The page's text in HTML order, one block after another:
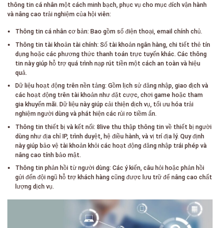
thông tin cá nhân một cách minh bạch, phục vụ cho mục đích vận hành
và nâng cao trải nghiệm của hội viên:
Thông tin cá nhân cơ bản: Bao gồm số điện thoại, email chính chủ.
Thông tin tài khoản tài chính: Số tài khoản ngân hàng, chi tiết thẻ tín
dụng hoặc các phương thức thanh toán trực tuyến khác. Các thông
tin này giúp hỗ trợ quá trình nạp rút tiền một cách an toàn và hiệu
quả.
Dữ liệu hoạt động trên nền tảng: Gồm lịch sử đăng nhập, giao dịch và
các hoạt động trên tài khoản như đặt cược, chơi game hoặc tham
gia khuyến mãi. Dữ liệu này giúp cải thiện dịch vụ, tối ưu hóa trải
nghiệm người dùng và phát hiện các rủi ro tiềm ẩn.
Thông tin thiết bị và kết nối: 8live thu thập thông tin về thiết bị người
dùng như địa chỉ IP, trình duyệt, hệ điều hành, và vị trí địa lý. Quy định
này giúp bảo vệ tài khoản khỏi các hoạt động đăng nhập trái phép và
nâng cao tính bảo mật.
Thông tin phản hồi từ người dùng: Các ý kiến, câu hỏi hoặc phản hồi
gửi đến đội ngũ hỗ trợ khách hàng cũng được lưu trữ để nâng cao chất
lượng dịch vụ.